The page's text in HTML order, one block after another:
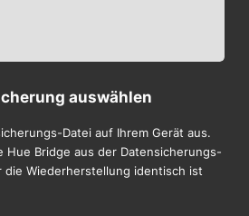
auswählen
Datei auf Ihrem Gerät aus.
Hue Bridge aus der Datensicherungs-
die Wiederherstellung identisch ist